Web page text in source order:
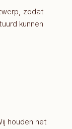
zodat
kunnen
houden het